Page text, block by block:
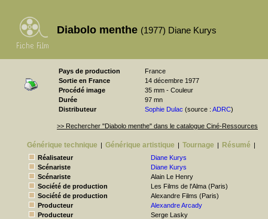
Diabolo menthe (1977) Diane Kurys
Pays de production
France
Sortie en France
14 décembre 1977
Procédé image
35 mm - Couleur
Durée
97 mn
Distributeur
Sophie Dulac (source : ADRC)
>> Rechercher "Diabolo menthe" dans le catalogue Ciné-Ressources
Générique technique | Générique artistique | Tournage | Résumé |
Réalisateur
Diane Kurys
Scénariste
Diane Kurys
Scénariste
Alain Le Henry
Société de production
Les Films de l'Alma (Paris)
Société de production
Alexandre Films (Paris)
Producteur
Alexandre Arcady
Producteur
Serge Lasky